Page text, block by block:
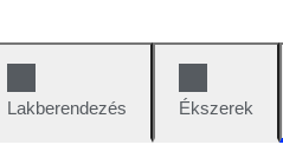
Lakberendezés Ékszerek